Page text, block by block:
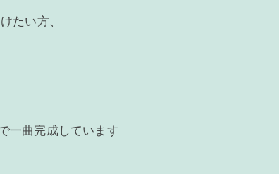
たい方、
一曲完成しています